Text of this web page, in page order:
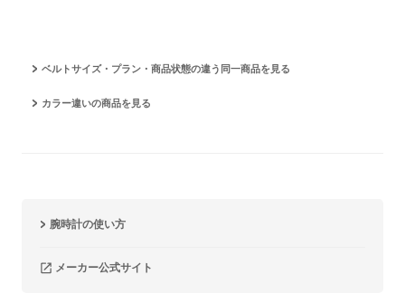
ベルトサイズ・プラン・商品状態の違う同一商品を見る
カラー違いの商品を見る
腕時計の使い方
メーカー公式サイト